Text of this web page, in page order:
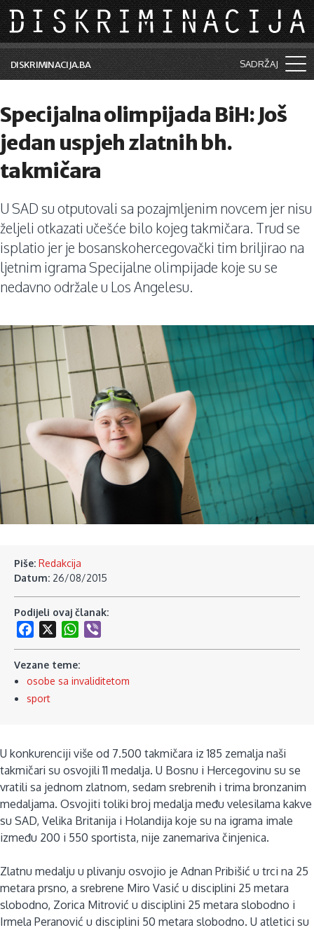
Skip to main content
DISKRIMINACIJA.BA SADRŽAJ
Vijesti i događaji
Aktuelne teme
Kolumne
Lične priče
Saradnja sa medijima
Pretraga
Specijalna olimpijada BiH: Još
jedan uspjeh zlatnih bh.
takmičara
U SAD su otputovali sa pozajmljenim novcem jer nisu
željeli otkazati učešće bilo kojeg takmičara. Trud se
isplatio jer je bosanskohercegovački tim briljirao na
ljetnim igrama Specijalne olimpijade koje su se
nedavno održale u Los Angelesu.
Piše: Redakcija
Datum: 26/08/2015
Podijeli ovaj članak:
Facebook
WhatsApp
Vezane teme:
osobe sa invaliditetom
sport
U konkurenciji više od 7.500 takmičara iz 185 zemalja naši
takmičari su osvojili 11 medalja. U Bosnu i Hercegovinu su se
vratili sa jednom zlatnom, sedam srebrenih i trima bronzanim
medaljama. Osvojiti toliki broj medalja među velesilama kakve
su SAD, Velika Britanija i Holandija koje su na igrama imale
između 200 i 550 sportista, nije zanemariva činjenica.
Zlatnu medalju u plivanju osvojio je Adnan Pribišić u trci na 25
metara prsno, a srebrene Miro Vasić u disciplini 25 metara
slobodno, Zorica Mitrović u disciplini 25 metara slobodno i
Irmela Peranović u disciplini 50 metara slobodno. U atletici su